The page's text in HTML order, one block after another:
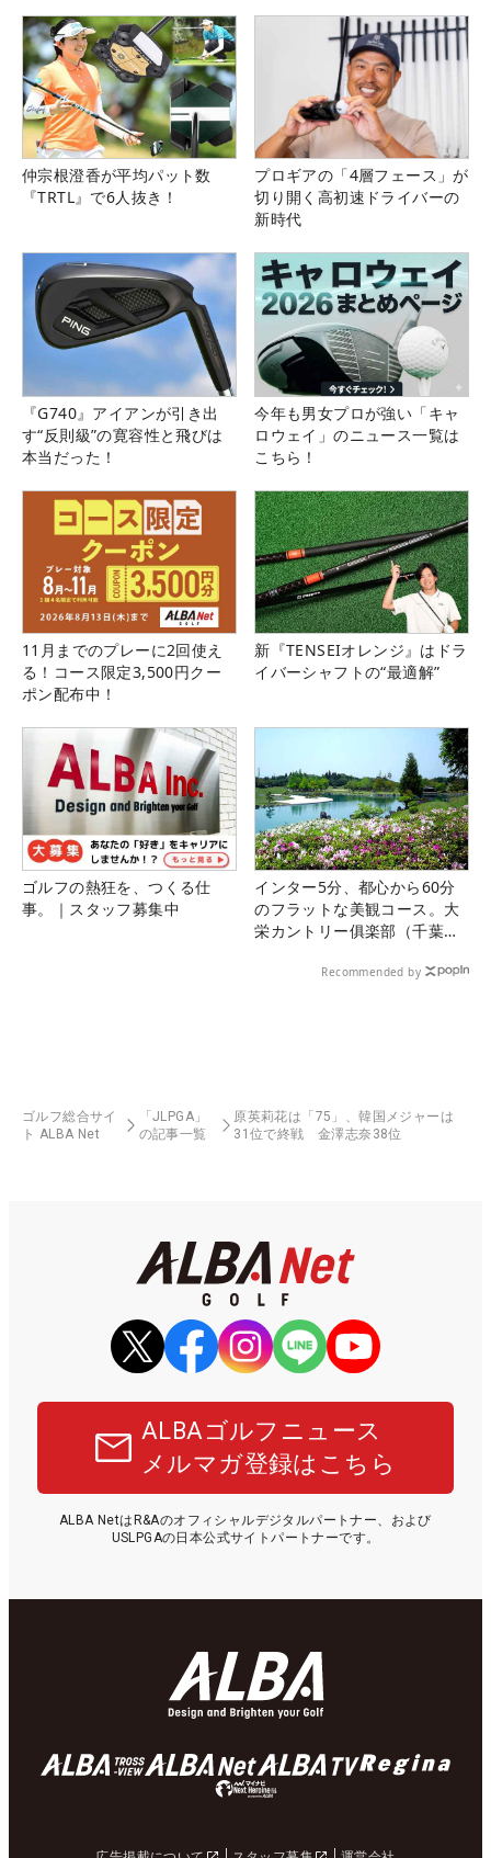
仲宗根澄香が平均パット数
『TRTL』で6人抜き！
プロギアの「4層フェース」が
切り開く高初速ドライバーの
新時代
『G740』アイアンが引き出
す“反則級”の寛容性と飛びは
本当だった！
今年も男女プロが強い「キャ
ロウェイ」のニュース一覧は
こちら！
11月までのプレーに2回使え
る！コース限定3,500円クー
ポン配布中！
新『TENSEIオレンジ』はドラ
イバーシャフトの“最適解”
ゴルフの熱狂を、つくる仕
事。｜スタッフ募集中
インター5分、都心から60分
のフラットな美観コース。大
栄カントリー俱楽部（千葉
Recommended by
ゴルフ総合サイ
ト ALBA Net
「JLPGA」
の記事一覧
原英莉花は「75」、韓国メジャーは
31位で終戦 金澤志奈38位
ALBAゴルフニュース
メルマガ登録はこちら
ALBA NetはR&Aのオフィシャルデジタルパートナー、および
USLPGAの日本公式サイトパートナーです。